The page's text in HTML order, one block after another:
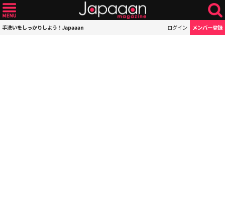
手洗いをしっかりしよう！Japaaan ログイン メンバー登録